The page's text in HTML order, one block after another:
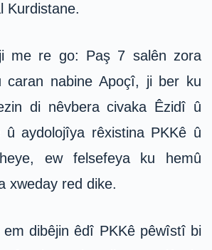
Kurdistane.
me re go: Paş 7 salên zora
caran nabine Apoçî, ji ber ku
di nêvbera civaka Êzidî û
aydolojîya rêxistina PKKê û
ew felsefeya ku hemû
xweday red dike.
em dibêjin êdî PKKê pêwîstî bi